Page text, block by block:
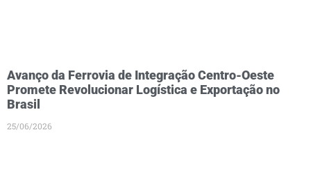
Avanço da Ferrovia de Integração Centro-Oeste
Promete Revolucionar Logística e Exportação no
Brasil
25/06/2026